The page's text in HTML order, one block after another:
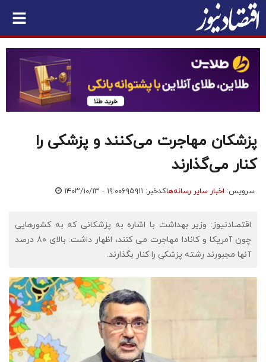
پزشکان مهاجرت می‌کنند و پزشکی را
کنار می‌گذارند
سرویس: اخبار سایر رسانه‌هاکدخبر: ۶۹۵۹۱۱ ۱۴۰۳/۱۰/۱۳ - ۱۹:۰۰
اقتصادنیوز: وزیر بهداشت با اشاره به پزشکانی که به کشورهایی
چون آمریکا و کانادا مهاجرت می کنند، اظهار داشت: بالای ۸۰ درصد
آنها مجبورند رشته پزشکی را کنار بگذارند.